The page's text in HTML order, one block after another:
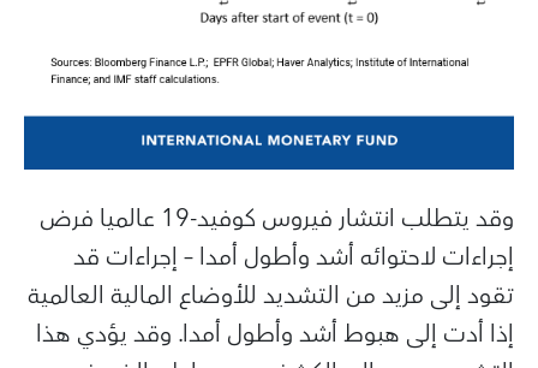
وقد يتطلب انتشار فيروس كوفيد-19 عالميا فرض
إجراءات لاحتوائه أشد وأطول أمدا – إجراءات قد
تقود إلى مزيد من التشديد للأوضاع المالية العالمية
إذا أدت إلى هبوط أشد وأطول أمدا. وقد يؤدي هذا